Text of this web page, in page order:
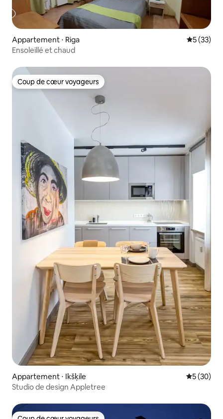
Appartement ⋅ Riga
5 (33)
Ensoleillé et chaud
Coup de cœur voyageurs
Coup de cœur voyageurs
Appartement ⋅ Ikšķile
5 (30)
Studio de design Appletree